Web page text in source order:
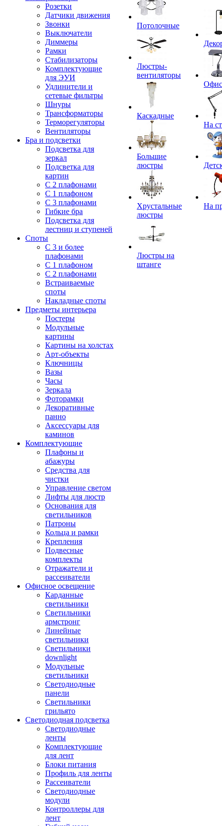
Розетки
Датчики движения
Звонки
Выключатели
Диммеры
Рамки
Стабилизаторы
Комплектующие
для ЭУИ
Удлинители и
сетевые фильтры
Шнуры
Трансформаторы
Терморегуляторы
Вентиляторы
Бра и подсветки
Подсветка для
зеркал
Подсветка для
картин
С 2 плафонами
С 1 плафоном
С 3 плафонами
Гибкие бра
Подсветка для
лестниц и ступеней
Споты
С 3 и более
плафонами
С 1 плафоном
С 2 плафонами
Встраиваемые
споты
Накладные споты
Предметы интерьера
Постеры
Модульные
картины
Картины на холстах
Арт-объекты
Ключницы
Вазы
Часы
Зеркала
Фоторамки
Декоративные
панно
Аксессуары для
каминов
Комплектующие
Плафоны и
абажуры
Средства для
чистки
Управление светом
Лифты для люстр
Основания для
светильников
Патроны
Кольца и рамки
Крепления
Подвесные
комплекты
Отражатели и
рассеиватели
Офисное освещение
Карданные
светильники
Светильники
армстронг
Линейные
светильники
Светильники
downlight
Модульные
светильники
Светодиодные
панели
Светильники
грильято
Светодиодная подсветка
Светодиодные
ленты
Комплектующие
для лент
Блоки питания
Профиль для ленты
Рассеиватели
Светодиодные
модули
Контроллеры для
лент
Потолочные
Люстры-
вентиляторы
Каскадные
Большие
люстры
Хрустальные
люстры
Люстры на
штанге
На
На